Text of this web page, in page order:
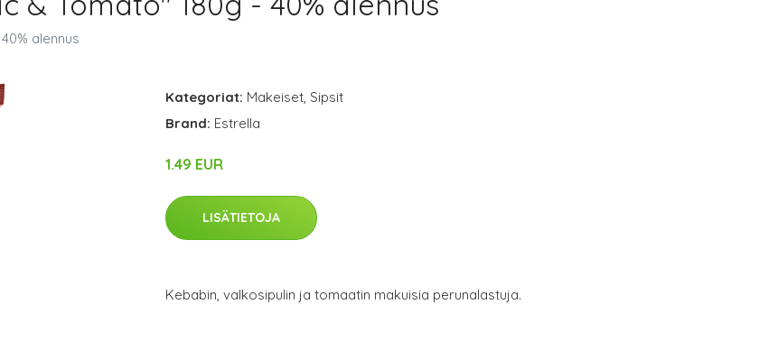
alennus
Kategoriat: Makeiset, Sipsit
Brand: Estrella
1.49 EUR
LISÄTIETOJA
Kebabin, valkosipulin ja tomaatin makuisia perunalastuja.